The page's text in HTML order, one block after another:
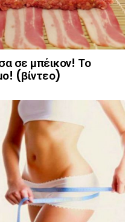
σε μπέικον! Το
(βίντεο)